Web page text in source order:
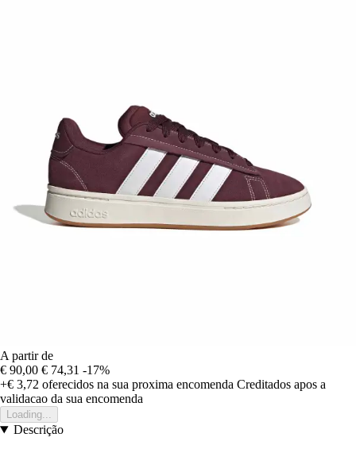
A partir de
€ 90,00 € 74,31 -17%
+€ 3,72 oferecidos na sua proxima encomenda Creditados apos a
validacao da sua encomenda
Loading...
Descrição